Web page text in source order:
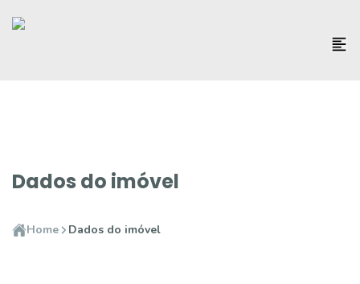
Dados do imóvel
Home Dados do imóvel